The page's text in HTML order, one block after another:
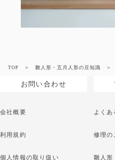
TOP 雛人形・五月人形の豆知識
お問い合わせ
会社概要
利用規約
個人情報の取り扱い
よくあ
修理の
雛人形